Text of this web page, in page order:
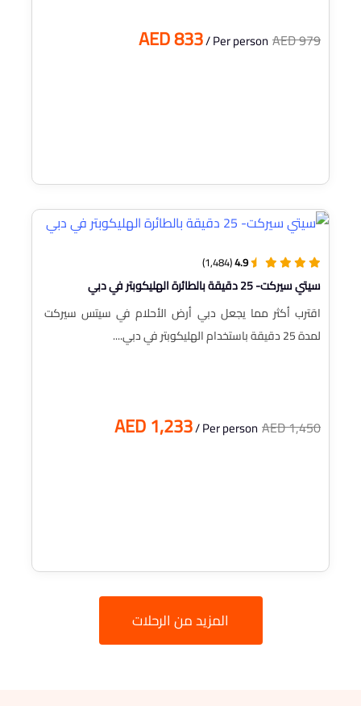
AED 833/ Per person AED 979
4.9
(1,484)
سيتي سيركت- 25 دقيقة بالطائرة الهليكوبتر في دبي
اقترب أكثر مما يجعل دبي أرض الأحلام في سيتس سيركت
لمدة 25 دقيقة باستخدام الهليكوبتر في دبي....
AED 1,233/ Per person AED 1,450
المزيد من الرحلات